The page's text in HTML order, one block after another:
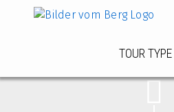
TOUR TYPE